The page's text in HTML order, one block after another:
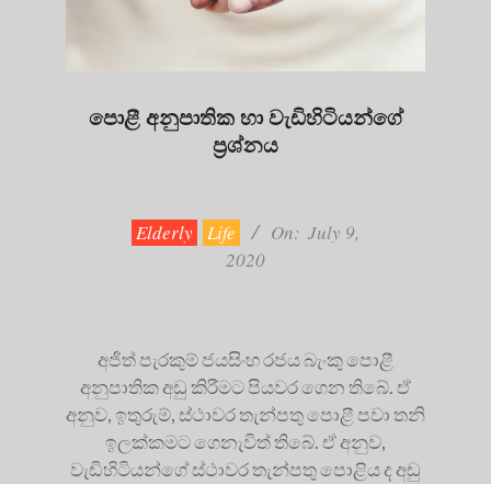
පොළී අනුපාතික හා වැඩිහිටියන්ගේ
ප්‍රශ්නය
Elderly Life On: July 9,
2020
අජිත් පැරකුම් ජයසිංහ රජය බැංකු පොළී
අනුපාතික අඩු කිරීමට පියවර ගෙන තිබේ. ඒ
අනුව, ඉතුරුම්, ස්ථාවර තැන්පතු පොළී පවා තනි
ඉලක්කමට ගෙනැවිත් තිබේ. ඒ අනුව,
වැඩිහිටියන්ගේ ස්ථාවර තැන්පතු පොළිය ද අඩු